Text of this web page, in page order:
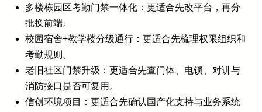
多楼栋园区考勤门禁一体化：更适合先改平台，再分
批换前端。
校园宿舍+教学楼分级通行：更适合先梳理权限组织和
考勤规则。
老旧社区门禁升级：更适合先查门体、电锁、对讲与
消防接口是否可复用。
信创环境项目：更适合先确认国产化支持与业务系统